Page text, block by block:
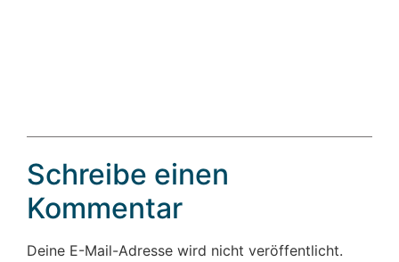
Schreibe einen
Kommentar
Deine E-Mail-Adresse wird nicht veröffentlicht.